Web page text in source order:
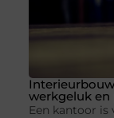
werkgeluk
Een kantoor is